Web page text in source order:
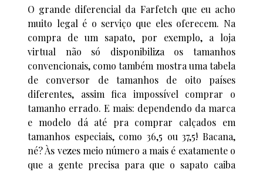
O grande diferencial da Farfetch que eu acho
muito legal é o serviço que eles oferecem. Na
compra de um sapato, por exemplo, a loja
virtual não só disponibiliza os tamanhos
convencionais, como também mostra uma tabela
de conversor de tamanhos de oito países
diferentes, assim fica impossível comprar o
tamanho errado. E mais: dependendo da marca
e modelo dá até pra comprar calçados em
tamanhos especiais, como 36,5 ou 37,5! Bacana,
né? Às vezes meio número a mais é exatamente o
que a gente precisa para que o sapato caiba